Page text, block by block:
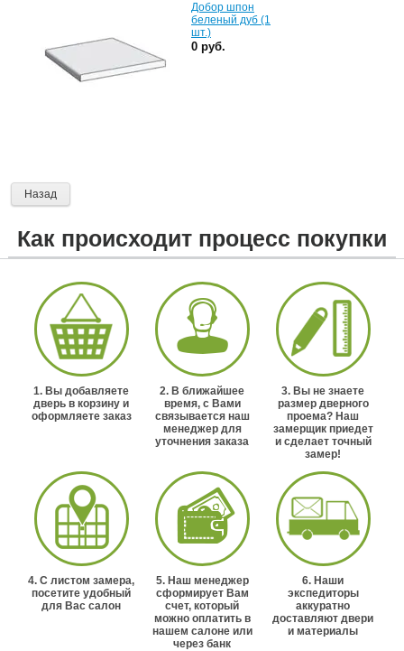
Добор шпон
беленый дуб (1
шт.)
0 руб.
Назад
Как происходит процесс покупки
1. Вы добавляете
дверь в корзину и
оформляете заказ
2. В ближайшее
время, с Вами
связывается наш
менеджер для
уточнения заказа
3. Вы не знаете
размер дверного
проема? Наш
замерщик приедет
и сделает точный
замер!
4. С листом замера,
посетите удобный
для Вас салон
5. Наш менеджер
сформирует Вам
счет, который
можно оплатить в
нашем салоне или
через банк
6. Наши
экспедиторы
аккуратно
доставляют двери
и материалы